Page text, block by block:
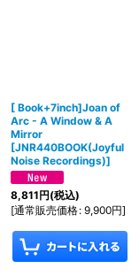
[ Book+7inch]Joan of
Arc - A Window & A
Mirror
[JNR440BOOK(Joyful
Noise Recordings)]
8,811円(税込)
[通常販売価格: 9,900円]